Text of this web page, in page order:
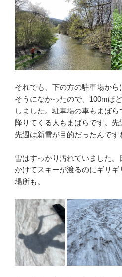
それでも、下の方の駐車場か
そうになかったので、100mほ
しました。駐車場の車もまば
降りてくる人もまばらです。先
先週は新雪が目的だったんです
雪はすっかり汚れていました。
かけてスキーが渡るのにギリギ
場所も。